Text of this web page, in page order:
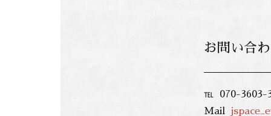
お問い合
℡ 070-
Mail